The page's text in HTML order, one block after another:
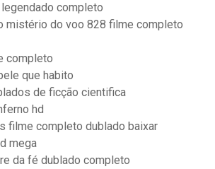
completo
mistério do voo 828 filme completo
completo
que habito
de ficção cientifica
hd
filme completo dublado baixar
mega
da fé dublado completo